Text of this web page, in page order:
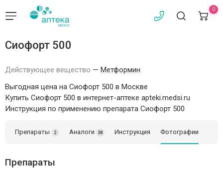
0
Сиофорт 500
Действующее вещество — Метформин
Выгодная цена на Сиофорт 500 в Москве
Купить Сиофорт 500 в интернет-аптеке apteki.medsi.ru
Инструкция по применению препарата Сиофорт 500
Препараты 2 Аналоги 38 Инструкция Фотографии
Препараты